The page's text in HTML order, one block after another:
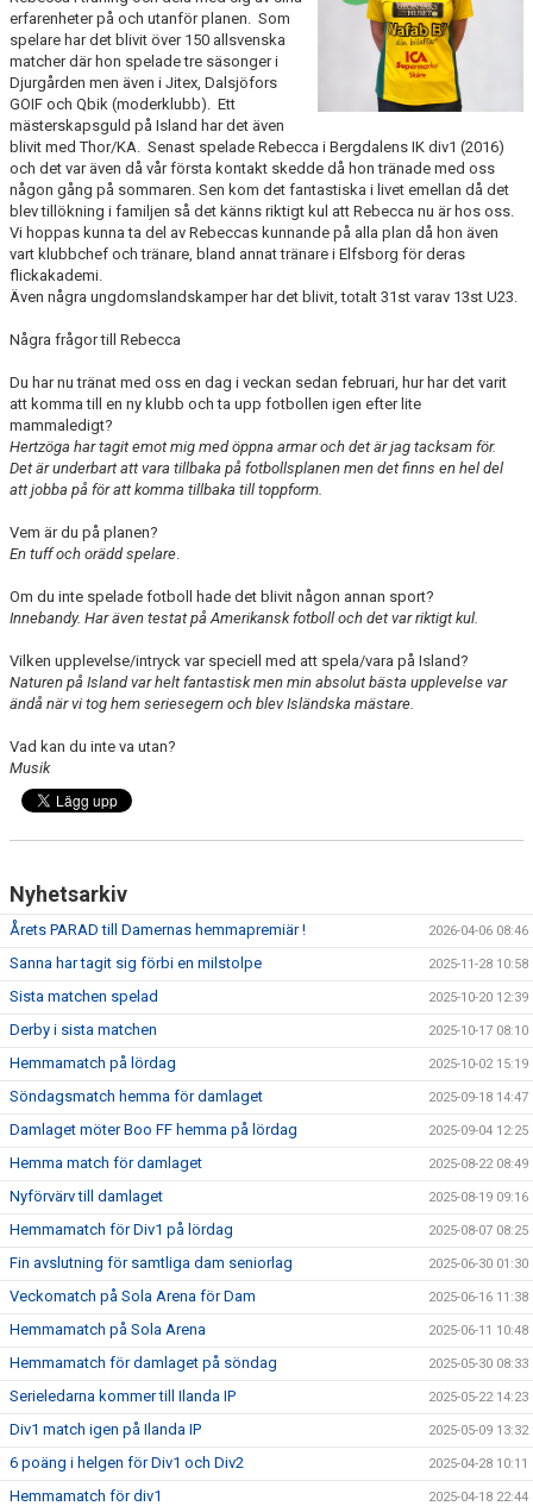
erfarenheter på och utanför planen. Som
spelare har det blivit över 150 allsvenska
matcher där hon spelade tre säsonger i
Djurgården men även i Jitex, Dalsjöfors
GOIF och Qbik (moderklubb). Ett
mästerskapsguld på Island har det även
blivit med Thor/KA. Senast spelade Rebecca i Bergdalens IK div1 (2016)
och det var även då vår första kontakt skedde då hon tränade med oss
någon gång på sommaren. Sen kom det fantastiska i livet emellan då det
blev tillökning i familjen så det känns riktigt kul att Rebecca nu är hos oss.
Vi hoppas kunna ta del av Rebeccas kunnande på alla plan då hon även
vart klubbchef och tränare, bland annat tränare i Elfsborg för deras
flickakademi.
Även några ungdomslandskamper har det blivit, totalt 31st varav 13st U23.
Några frågor till Rebecca
Du har nu tränat med oss en dag i veckan sedan februari, hur har det varit
att komma till en ny klubb och ta upp fotbollen igen efter lite
mammaledigt?
Hertzöga har tagit emot mig med öppna armar och det är jag tacksam för.
Det är underbart att vara tillbaka på fotbollsplanen men det finns en hel del
att jobba på för att komma tillbaka till toppform.
Vem är du på planen?
En tuff och orädd spelare.
Om du inte spelade fotboll hade det blivit någon annan sport?
Innebandy. Har även testat på Amerikansk fotboll och det var riktigt kul.
Vilken upplevelse/intryck var speciell med att spela/vara på Island?
Naturen på Island var helt fantastisk men min absolut bästa upplevelse var
ändå när vi tog hem seriesegern och blev Isländska mästare.
Vad kan du inte va utan?
Musik
Nyhetsarkiv
Årets PARAD till Damernas hemmapremiär ! 2026-04-06 08:46
Sanna har tagit sig förbi en milstolpe 2025-11-28 10:58
Sista matchen spelad 2025-10-20 12:39
Derby i sista matchen 2025-10-17 08:10
Hemmamatch på lördag 2025-10-02 15:19
Söndagsmatch hemma för damlaget 2025-09-18 14:47
Damlaget möter Boo FF hemma på lördag 2025-09-04 12:25
Hemma match för damlaget 2025-08-22 08:49
Nyförvärv till damlaget 2025-08-19 09:16
Hemmamatch för Div1 på lördag 2025-08-07 08:25
Fin avslutning för samtliga dam seniorlag 2025-06-30 01:30
Veckomatch på Sola Arena för Dam 2025-06-16 11:38
Hemmamatch på Sola Arena 2025-06-11 10:48
Hemmamatch för damlaget på söndag 2025-05-30 08:33
Serieledarna kommer till Ilanda IP 2025-05-22 14:23
Div1 match igen på Ilanda IP 2025-05-09 13:32
6 poäng i helgen för Div1 och Div2 2025-04-28 10:11
Hemmamatch för div1 2025-04-18 22:44